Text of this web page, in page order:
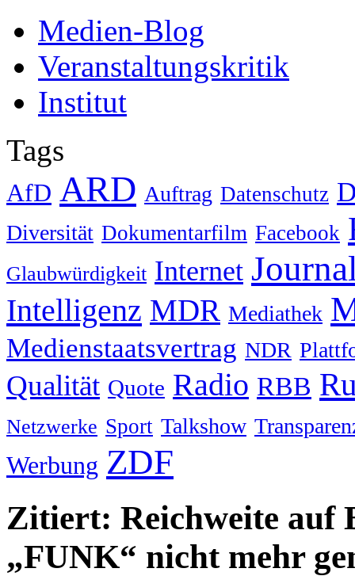
Medien-Blog
Veranstaltungskritik
Institut
Tags
AfD ARD Auftrag Datenschutz
Diversität Dokumentarfilm Facebook
Glaubwürdigkeit Internet
Intelligenz MDR Mediathek
Medienstaatsvertrag NDR
Qualität Quote Radio RBB
Netzwerke Sport Talkshow
Werbung ZDF
Zitiert: Reichweite auf
„FUNK“ nicht mehr